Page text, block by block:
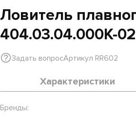
Ловитель
404.03.04.000К-
Задать вопросАртикул RR602
Характеристики
Бренды: